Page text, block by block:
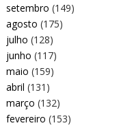
setembro (149)
agosto (175)
julho (128)
junho (117)
maio (159)
abril (131)
março (132)
fevereiro (153)